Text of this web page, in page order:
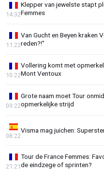
Klepper van jewelste stapt
Femmes
14:32
Van Gucht en Beyen kraken
reden?!"
11:22
Vollering komt met
Mont Ventoux
10:22
Grote naam moet Tour
opmerkelijke strijd
09:22
Visma mag juichen:
08:22
Tour de France Femmes:
de eindzege of sprinten?
21:21